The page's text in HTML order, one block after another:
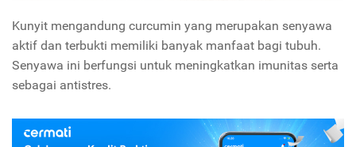
Kunyit mengandung curcumin yang merupakan senyawa
aktif dan terbukti memiliki banyak manfaat bagi tubuh.
Senyawa ini berfungsi untuk meningkatkan imunitas serta
sebagai antistres.